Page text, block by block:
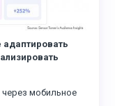
адаптировать
мобильное